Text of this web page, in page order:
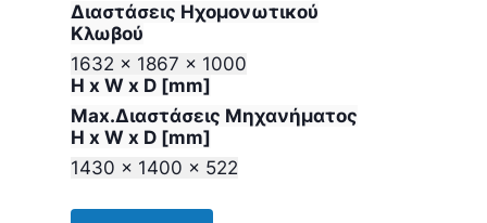
Διαστάσεις Ηχομονωτικού
Κλωβού
1632 x 1867 x 1000
H x W x D [mm]
Max.Διαστάσεις Μηχανήματος
H x W x D [mm]
1430 x 1400 x 522